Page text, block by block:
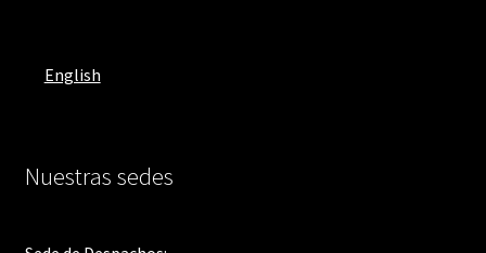
English
Nuestras sedes